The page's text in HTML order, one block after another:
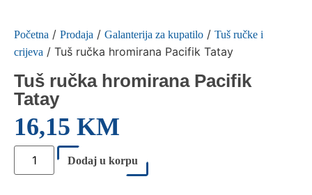
Početna / Prodaja / Galanterija za kupatilo / Tuš ručke i
crijeva / Tuš ručka hromirana Pacifik Tatay
Tuš ručka hromirana Pacifik
Tatay
16,15 KM
Dodaj u korpu